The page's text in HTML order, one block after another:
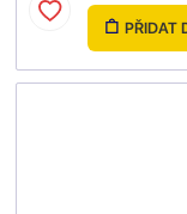
PŘIDAT